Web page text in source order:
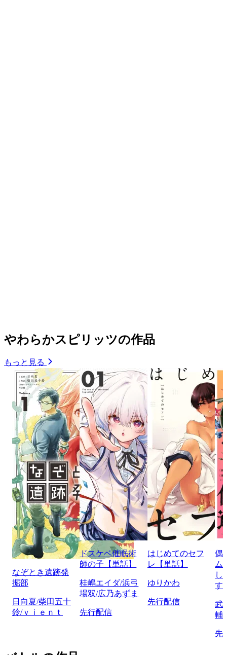
やわらかスピリッツの作品
もっと見る
なぞとき遺跡発
掘部
日向夏/柴田五十
鈴/ｖｉｅｎｔ
ドスケベ催眠術
師の子【単話】
桂嶋エイダ/浜弓
場双/広乃あずま
先行配信
はじめてのセフ
レ【単話】
ゆりかわ
先行配信
偶
ム
し
す
武
輔
先